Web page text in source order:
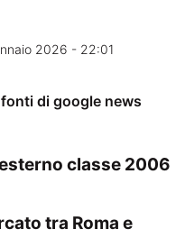
2026 - 22:01
di google news
classe 2006
tra Roma e